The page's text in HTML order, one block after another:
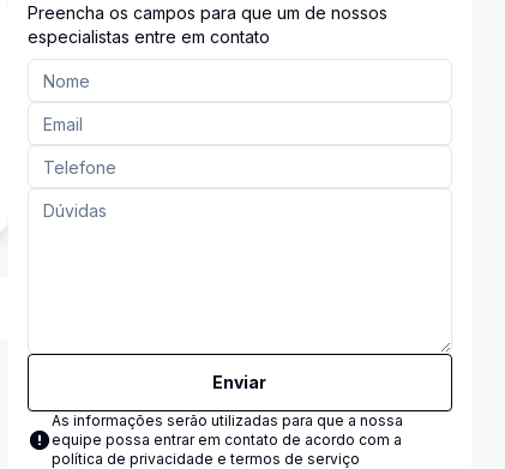
Preencha os campos para que um de nossos
especialistas entre em contato
Enviar
As informações serão utilizadas para que a nossa
equipe possa entrar em contato de acordo com a
política de privacidade e termos de serviço